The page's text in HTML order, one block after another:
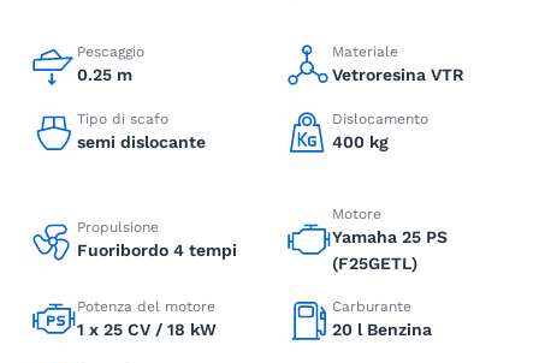
Pescaggio
0.25 m
Materiale
Vetroresina VTR
Tipo di scafo
semi dislocante
Dislocamento
400 kg
Propulsione
Fuoribordo 4 tempi
Motore
Yamaha 25 PS
(F25GETL)
Potenza del motore
1 x 25 CV / 18 kW
Carburante
20 l Benzina